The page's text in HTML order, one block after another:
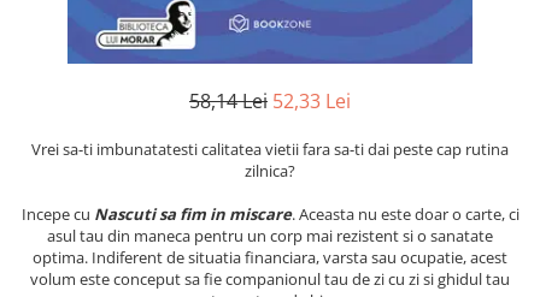
ScienceConnection
SelfConnect
Sanatate
Gastronomik
Masaj
58,14 Lei 52,33 Lei
Vrei sa-ti imbunatatesti calitatea vietii fara sa-ti dai peste cap rutina
zilnica?
Incepe cu Nascuti sa fim in miscare. Aceasta nu este doar o carte, ci
asul tau din maneca pentru un corp mai rezistent si o sanatate
optima. Indiferent de situatia financiara, varsta sau ocupatie, acest
volum este conceput sa fie companionul tau de zi cu zi si ghidul tau